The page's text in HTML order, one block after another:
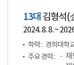
13대 김형석(
2024. 8. 8. ~
학력 : 경희대학
주요 경력 :
재